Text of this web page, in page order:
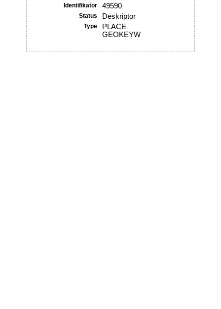
Identifikator 49590
Status Deskriptor
Type
PLACE
GEOKEYW